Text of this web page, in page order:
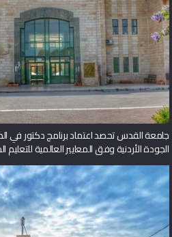
جامعة القدس تحصد اعتماد برنامج دكتور في
الجودة الأردنية وفق المعايير العالمية للتعليم